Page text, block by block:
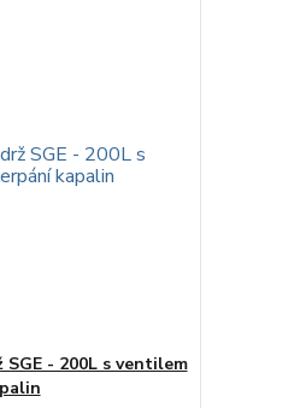
- 200L s ventilem